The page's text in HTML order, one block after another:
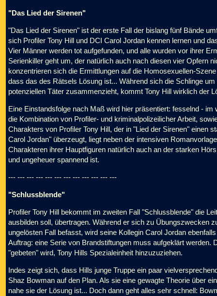
"Das Lied der Sirenen"
"Das Lied der Sirenen" ist der erste Fall der bislang fünf Bände
sich Profiler Tony Hill und DCI Carol Jordan kennen lernen und
Vier Männer werden tot aufgefunden, und alle wurden vor ihrer
Serienkiller geht um, der natürlich auch nach diesen vier Opfern
konzentrieren sich die Ermittlungen auf die Homosexuellen-
dass das des Rätsels Lösung ist... Während sich die Schlinge
potenziellen Täter zusammenzieht, kommt Tony Hill wirklich der
Eine Einstandsfolge nach Maß wird hier präsentiert: fesselnd -
die Kombination von Profiler- und kriminalpolizeilicher Arbeit,
Charakters von Profiler Tony Hill, der in "Lied der Sirenen" einen
Carol Jordan" überzeugt, liegt neben der intensiven
Charakteren ihrer Hauptfiguren natürlich auch an der starken
und ungeheuer spannend ist.
--- --- --- --- --- --- --- --- --- --- --- ---
"Schlussblende"
Profiler Tony Hill bekommt im zweiten Fall "Schlussblende" die
ausbilden soll, übertragen. Während er sich zu Übungszwecken
ungelösten Fall befasst, wird seine Kollegin Carol Jordan
Auftrag: eine Serie von Brandstiftungen muss aufgeklärt werden.
"gebeten" wird, Tony Hills Spezialeinheit hinzuzuziehen.
Indes zeigt sich, dass Hills junge Truppe ein paar
Shaz Bowman auf den Plan. Als sie eine gewagte Theorie über
nahe sie der Lösung ist... Doch dann geht alles sehr schnell: